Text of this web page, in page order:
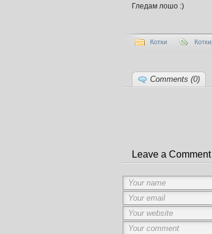
Гледам лошо :)
Котки Котки
Comments (0)
Leave a Comment